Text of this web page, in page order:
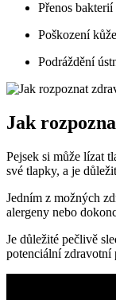
Přenos
Poškození
Podráždění
Jak
Pejsek si může lízat
své tlapky, a je
Jedním z možných
alergeny nebo
Je důležité pečlivě
potenciální zdravotní